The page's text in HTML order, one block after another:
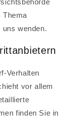
Thema
wenden.
Verhalten
vor allem
finden Sie in